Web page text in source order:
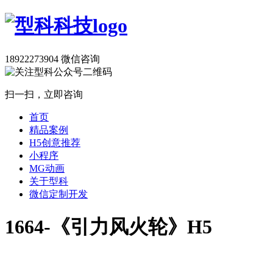
18922273904 微信咨询
扫一扫，立即咨询
首页
精品案例
H5创意推荐
小程序
MG动画
关于型科
微信定制开发
1664-《引力风火轮》H5